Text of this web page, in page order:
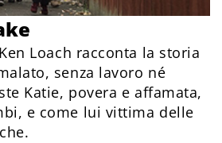
Loach racconta la storia
senza lavoro né
Katie, povera e affamata,
e come lui vittima delle